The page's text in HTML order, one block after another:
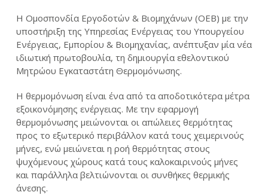
Η Ομοσπονδία Εργοδοτών & Βιομηχάνων (ΟΕΒ) με την
υποστήριξη της Υπηρεσίας Ενέργειας του Υπουργείου
Ενέργειας, Εμπορίου & Βιομηχανίας, ανέπτυξαν μία νέα
ιδιωτική πρωτοβουλία, τη δημιουργία εθελοντικού
Μητρώου Εγκαταστάτη Θερμομόνωσης.
Η θερμομόνωση είναι ένα από τα αποδοτικότερα μέτρα
εξοικονόμησης ενέργειας. Με την εφαρμογή
θερμομόνωσης μειώνονται οι απώλειες θερμότητας
προς το εξωτερικό περιβάλλον κατά τους χειμερινούς
μήνες, ενώ μειώνεται η ροή θερμότητας στους
ψυχόμενους χώρους κατά τους καλοκαιρινούς μήνες
και παράλληλα βελτιώνονται οι συνθήκες θερμικής
άνεσης.